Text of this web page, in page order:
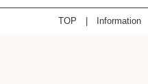
TOP Information